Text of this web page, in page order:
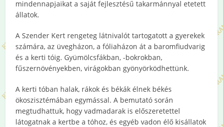
mindennapjaikat a saját fejlesztésű takarmánnyal etetett
állatok.
A Szender Kert rengeteg látnivalót tartogatott a gyerekek
számára, az üvegházon, a fóliaházon át a baromfiudvarig
és a kerti tóig. Gyümölcsfákban, -bokrokban,
fűszernövényekben, virágokban gyönyörködhettünk.
A kerti tóban halak, rákok és békák élnek békés
ökoszisztémában egymással. A bemutató során
megtudhattuk, hogy vadmadarak is előszeretettel
látogatnak a kertbe a tóhoz, és egyéb vadon élő kisállatok